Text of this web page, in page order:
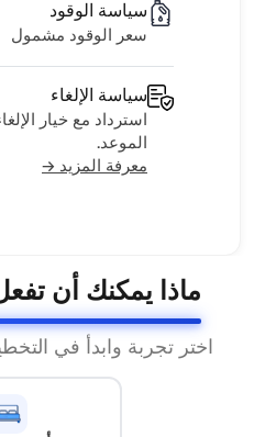
سياسة الوقود
سعر الوقود مشمول
سياسة الإلغاء
الموعد.
معرفة المزيد →
ماذا يمكنك أن
اختر تجربة وابدأ في